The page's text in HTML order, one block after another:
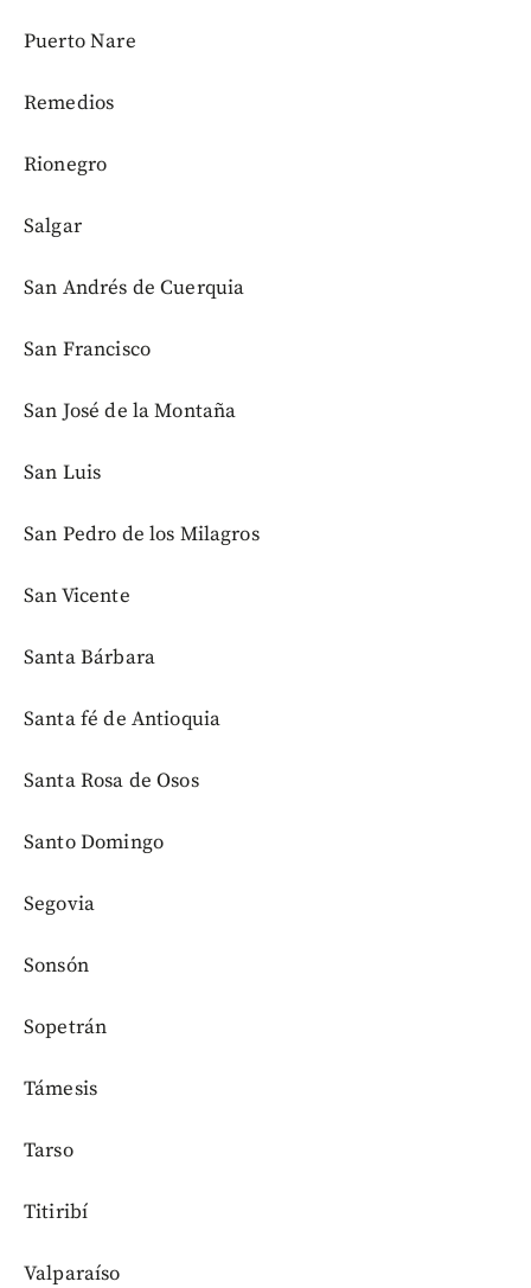
Puerto Nare
Remedios
Rionegro
Salgar
San Andrés de Cuerquia
San Francisco
San José de la Montaña
San Luis
San Pedro de los Milagros
San Vicente
Santa Bárbara
Santa fé de Antioquia
Santa Rosa de Osos
Santo Domingo
Segovia
Sonsón
Sopetrán
Támesis
Tarso
Titiribí
Valparaíso